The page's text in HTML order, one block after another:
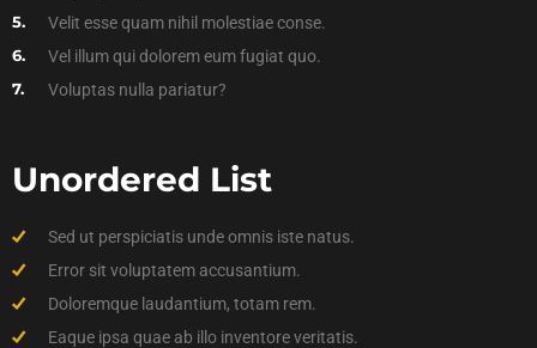
Velit esse quam nihil molestiae conse.
Vel illum qui dolorem eum fugiat quo.
Voluptas nulla pariatur?
Unordered List
Sed ut perspiciatis unde omnis iste natus.
Error sit voluptatem accusantium.
Doloremque laudantium, totam rem.
Eaque ipsa quae ab illo inventore veritatis.